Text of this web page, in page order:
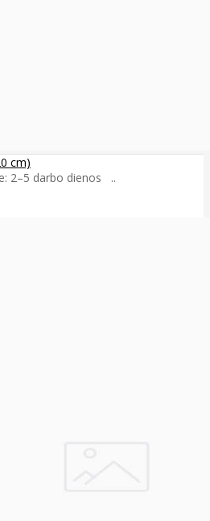
cm)
2–5 darbo dienos ..